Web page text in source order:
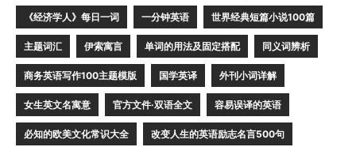
《经济学人》每日一词 一分钟英语 世界经典短篇小说100篇
主题词汇 伊索寓言 单词的用法及固定搭配 同义词辨析
商务英语写作100主题模版 国学英译 外刊小词详解
女生英文名寓意 官方文件·双语全文 容易误译的英语
必知的欧美文化常识大全 改变人生的英语励志名言500句